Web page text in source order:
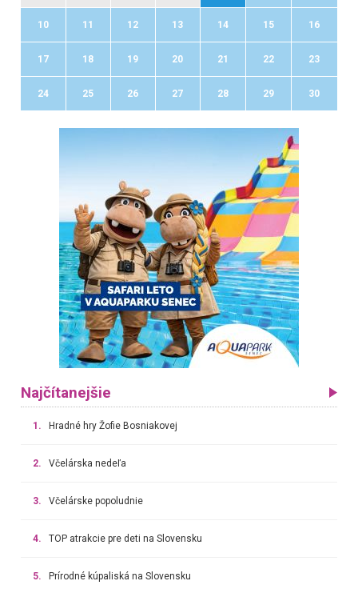
10 11 12 13 14 15 16
17 18 19 20 21 22 23
24 25 26 27 28 29 30
Najčítanejšie
1. Hradné hry Žofie Bosniakovej
2. Včelárska nedeľa
3. Včelárske popoludnie
4. TOP atrakcie pre deti na Slovensku
5. Prírodné kúpaliská na Slovensku